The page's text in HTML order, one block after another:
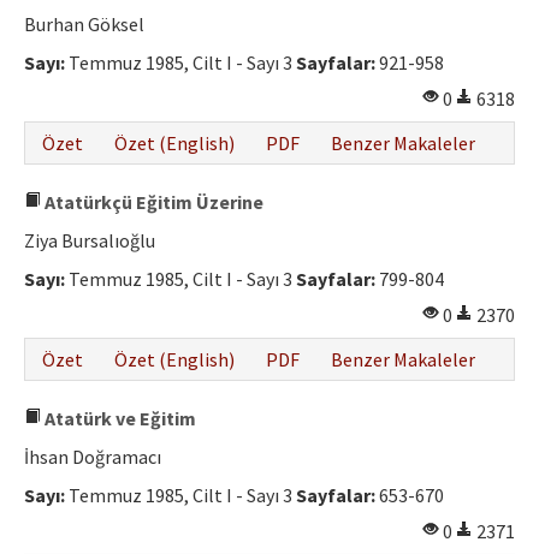
Burhan Göksel
Sayı: Temmuz 1985, Cilt I - Sayı 3 Sayfalar:921-958
0
6318
Özet
Özet (English) PDF Benzer Makaleler
Atatürkçü Eğitim Üzerine
Ziya Bursalıoğlu
Sayı: Temmuz 1985, Cilt I - Sayı 3 Sayfalar: 799-804
0
2370
Özet
Özet (English) PDF Benzer Makaleler
Atatürk ve Eğitim
İhsan Doğramacı
Sayı: Temmuz 1985, Cilt I - Sayı 3 Sayfalar:653-670
0
2371